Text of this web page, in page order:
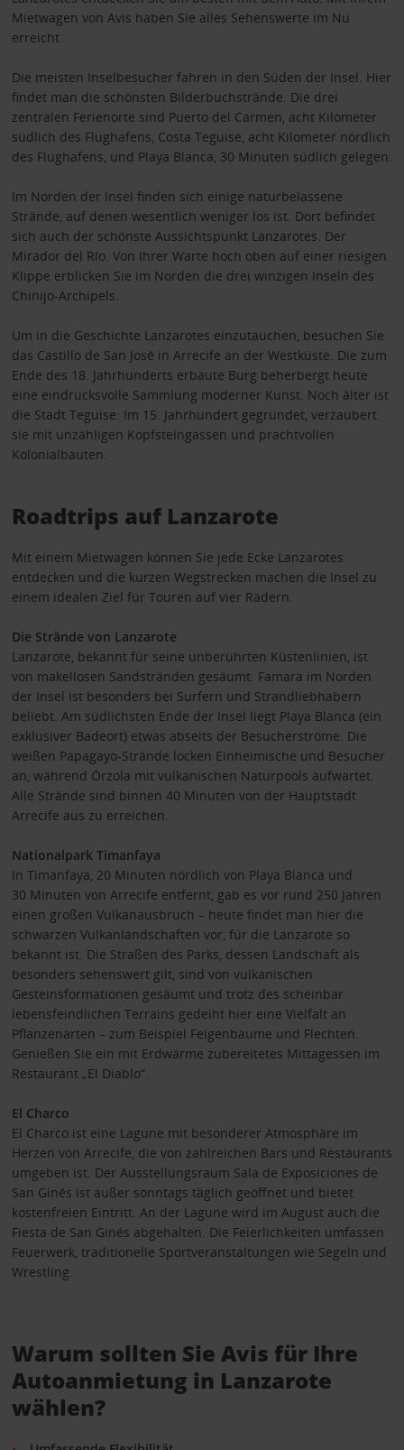
Mietwagen von Avis haben Sie alles Sehenswerte im Nu
erreicht.
Die meisten Inselbesucher fahren in den Süden der Insel. Hier
findet man die schönsten Bilderbuchstrände. Die drei
zentralen Ferienorte sind Puerto del Carmen, acht Kilometer
südlich des Flughafens, Costa Teguise, acht Kilometer nördlich
des Flughafens, und Playa Blanca, 30 Minuten südlich gelegen.
Im Norden der Insel finden sich einige naturbelassene
Strände, auf denen wesentlich weniger los ist. Dort befindet
sich auch der schönste Aussichtspunkt Lanzarotes. Der
Mirador del Río. Von Ihrer Warte hoch oben auf einer riesigen
Klippe erblicken Sie im Norden die drei winzigen Inseln des
Chinijo-Archipels.
Um in die Geschichte Lanzarotes einzutauchen, besuchen Sie
das Castillo de San José in Arrecife an der Westküste. Die zum
Ende des 18. Jahrhunderts erbaute Burg beherbergt heute
eine eindrucksvolle Sammlung moderner Kunst. Noch älter ist
die Stadt Teguise: Im 15. Jahrhundert gegründet, verzaubert
sie mit unzähligen Kopfsteingassen und prachtvollen
Kolonialbauten.
Roadtrips auf Lanzarote
Mit einem Mietwagen können Sie jede Ecke Lanzarotes
entdecken und die kurzen Wegstrecken machen die Insel zu
einem idealen Ziel für Touren auf vier Rädern.
Die Strände von Lanzarote
Lanzarote, bekannt für seine unberührten Küstenlinien, ist
von makellosen Sandstränden gesäumt. Famara im Norden
der Insel ist besonders bei Surfern und Strandliebhabern
beliebt. Am südlichsten Ende der Insel liegt Playa Blanca (ein
exklusiver Badeort) etwas abseits der Besucherströme. Die
weißen Papagayo-Strände locken Einheimische und Besucher
an, während Órzola mit vulkanischen Naturpools aufwartet.
Alle Strände sind binnen 40 Minuten von der Hauptstadt
Arrecife aus zu erreichen.
Nationalpark Timanfaya
In Timanfaya, 20 Minuten nördlich von Playa Blanca und
30 Minuten von Arrecife entfernt, gab es vor rund 250 Jahren
einen großen Vulkanausbruch – heute findet man hier die
schwarzen Vulkanlandschaften vor, für die Lanzarote so
bekannt ist. Die Straßen des Parks, dessen Landschaft als
besonders sehenswert gilt, sind von vulkanischen
Gesteinsformationen gesäumt und trotz des scheinbar
lebensfeindlichen Terrains gedeiht hier eine Vielfalt an
Pflanzenarten – zum Beispiel Feigenbäume und Flechten.
Genießen Sie ein mit Erdwärme zubereitetes Mittagessen im
Restaurant „El Diablo“.
El Charco
El Charco ist eine Lagune mit besonderer Atmosphäre im
Herzen von Arrecife, die von zahlreichen Bars und Restaurants
umgeben ist. Der Ausstellungsraum Sala de Exposiciones de
San Ginés ist außer sonntags täglich geöffnet und bietet
kostenfreien Eintritt. An der Lagune wird im August auch die
Fiesta de San Ginés abgehalten. Die Feierlichkeiten umfassen
Feuerwerk, traditionelle Sportveranstaltungen wie Segeln und
Wrestling.
Warum sollten Sie Avis für Ihre
Autoanmietung in Lanzarote
wählen?